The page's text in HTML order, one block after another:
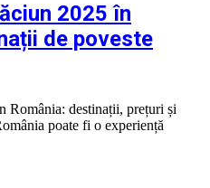
2025 în
de poveste
România: destinații, prețuri și
poate fi o experiență